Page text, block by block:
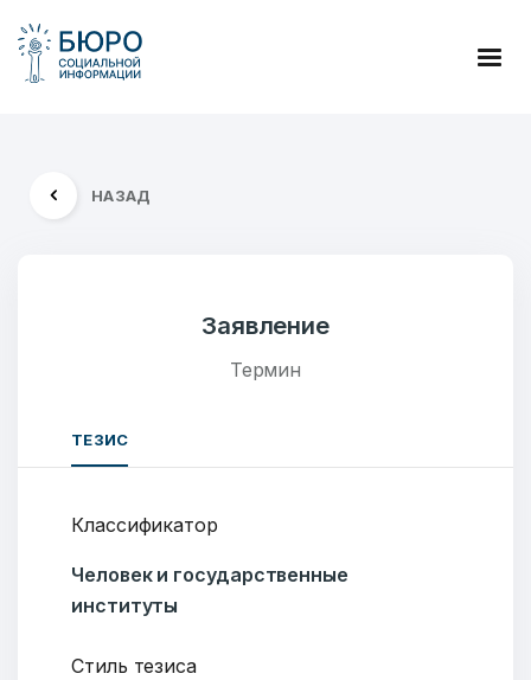
НАЗАД
Заявление
Термин
ТЕЗИС
Классификатор
Человек и государственные
институты
Стиль тезиса